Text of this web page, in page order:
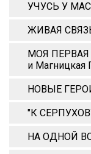
УЧУСЬ У
ЖИВАЯ
МОЯ ПЕРВАЯ
и Магницкая
НОВЫЕ
"К
НА ОДНОЙ